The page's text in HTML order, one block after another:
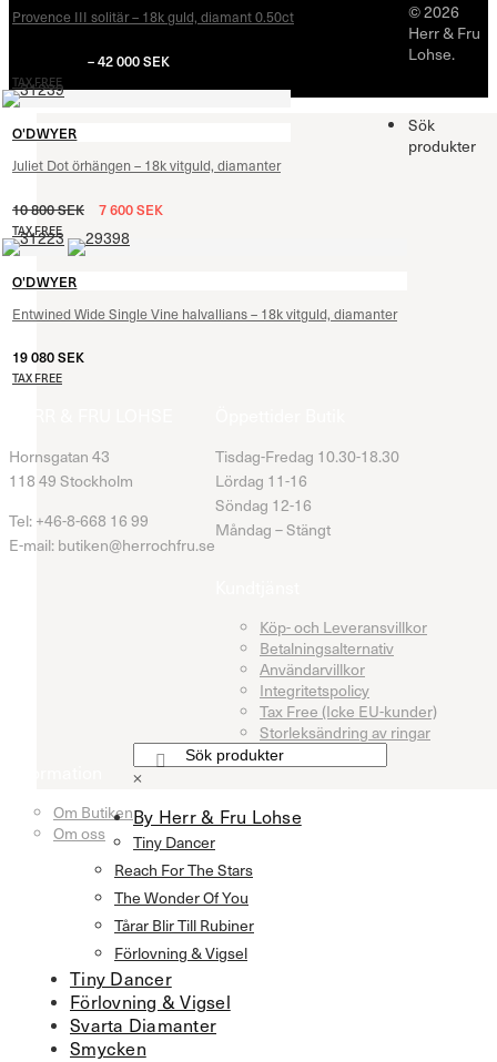
Provence III solitär – 18k guld, diamant 0.50ct
–42 000SEK
TAX FREE
O'DWYER
Juliet Dot örhängen – 18k vitguld, diamanter
10 800SEK 7 600SEK
TAX FREE
O'DWYER
Entwined Wide Single Vine halvallians – 18k vitguld, diamanter
19 080SEK
TAX FREE
Hornsgatan 43
118 49 Stockholm
Tel: +46-8-668 16 99
E-mail: butiken@herrochfru.se
Tisdag-Fredag 10.30-18.30
Lördag 11-16
Söndag 12-16
Måndag – Stängt
Köp- och Leveransvillkor
Betalningsalternativ
Användarvillkor
Integritetspolicy
Tax Free (Icke EU-kunder)
Storleksändring av ringar
Om Butiken
Om oss
© 2026
Herr & Fru
Lohse.
Sök
produkter
×
By Herr & Fru Lohse
Tiny Dancer
Reach For The Stars
The Wonder Of You
Tårar Blir Till Rubiner
Förlovning & Vigsel
Tiny Dancer
Förlovning & Vigsel
Svarta Diamanter
Smycken